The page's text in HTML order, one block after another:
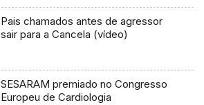
Pais chamados antes de agressor
sair para a Cancela (vídeo)
SESARAM premiado no Congresso
Europeu de Cardiologia